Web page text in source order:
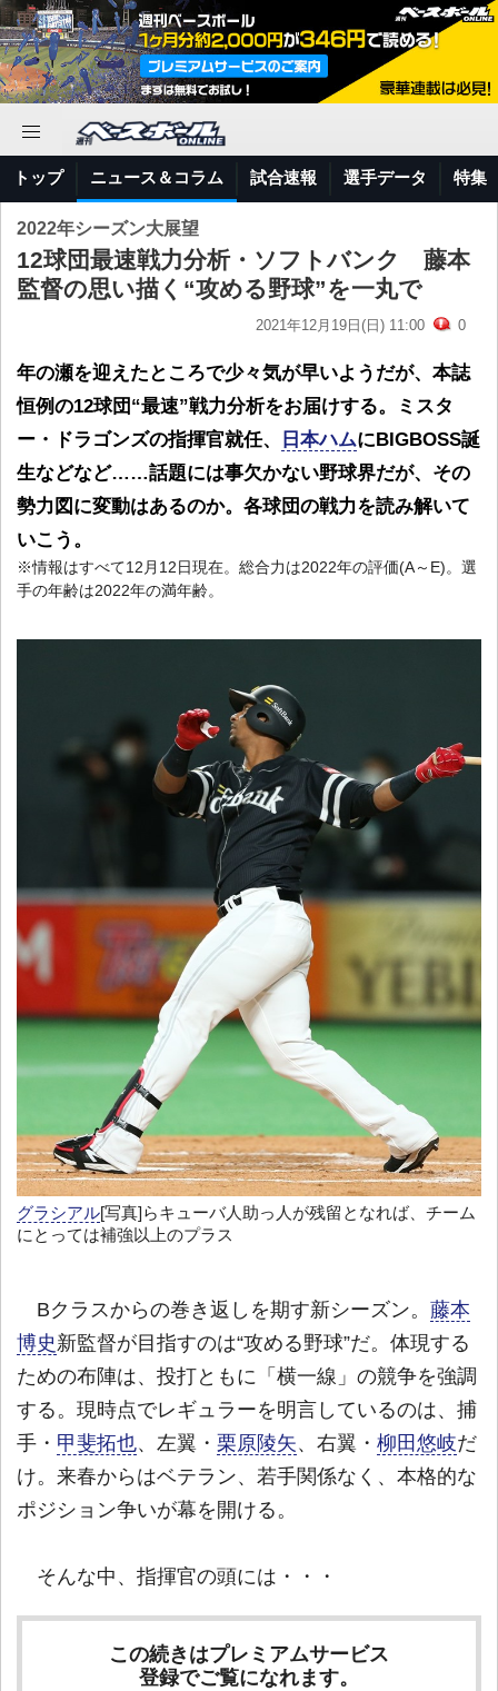
トップ ニュース＆コラム 試合速報 選手データ 特集
2022年シーズン大展望
12球団最速戦力分析・ソフトバンク 藤本
監督の思い描く“攻める野球”を一丸で
2021年12月19日(日) 11:00 0
年の瀬を迎えたところで少々気が早いようだが、本誌
恒例の12球団“最速”戦力分析をお届けする。ミスタ
ー・ドラゴンズの指揮官就任、
日本ハムにBIGBOSS誕
生などなど……話題には事欠かない野球界だが、その
勢力図に変動はあるのか。各球団の戦力を読み解いて
いこう。
※情報はすべて12月12日現在。総合力は2022年の評価(A～E)。選
手の年齢は2022年の満年齢。
グラシアル[写真]らキューバ人助っ人が残留となれば、チーム
にとっては補強以上のプラス
Bクラスからの巻き返しを期す新シーズン。 藤本
博史 新監督が目指すのは“攻める野球”だ。体現する
ための布陣は、投打ともに「横一線」の競争を強調
する。現時点でレギュラーを明言しているのは、捕
手・ 甲斐拓也、左翼・ 栗原陵矢、右翼・ 柳田悠岐だ
け。来春からはベテラン、若手関係なく、本格的な
ポジション争いが幕を開ける。
そんな中、指揮官の頭には・・・
この続きはプレミアムサービス
登録でご覧になれます。